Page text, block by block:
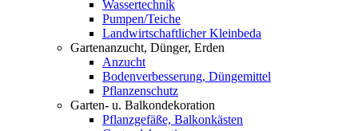
Wassertechnik
Pumpen/Teiche
Landwirtschaftlicher Kleinbeda
Gartenanzucht, Dünger, Erden
Anzucht
Bodenverbesserung, Düngemittel
Pflanzenschutz
Garten- u. Balkondekoration
Pflanzgefäße, Balkonkästen